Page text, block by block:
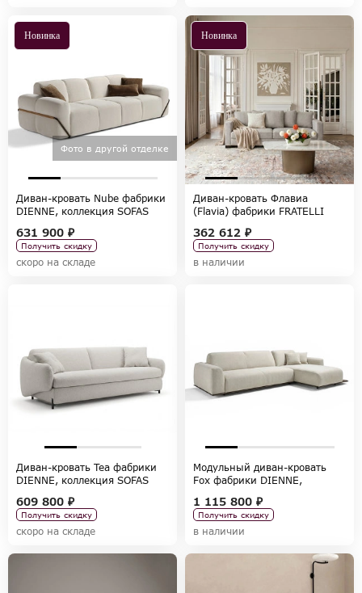
Новинка
Фото в другой отделке
Диван-кровать Nube фабрики
DIENNE, коллекция SOFAS
631 900 ₽
Получить скидку
скоро на складе
Новинка
Диван-кровать Флавиа
(Flavia) фабрики FRATELLI
362 612 ₽
Получить скидку
в наличии
Диван-кровать Tea фабрики
DIENNE, коллекция SOFAS
609 800 ₽
Получить скидку
скоро на складе
Модульный диван-кровать
Fox фабрики DIENNE,
1 115 800 ₽
Получить скидку
в наличии